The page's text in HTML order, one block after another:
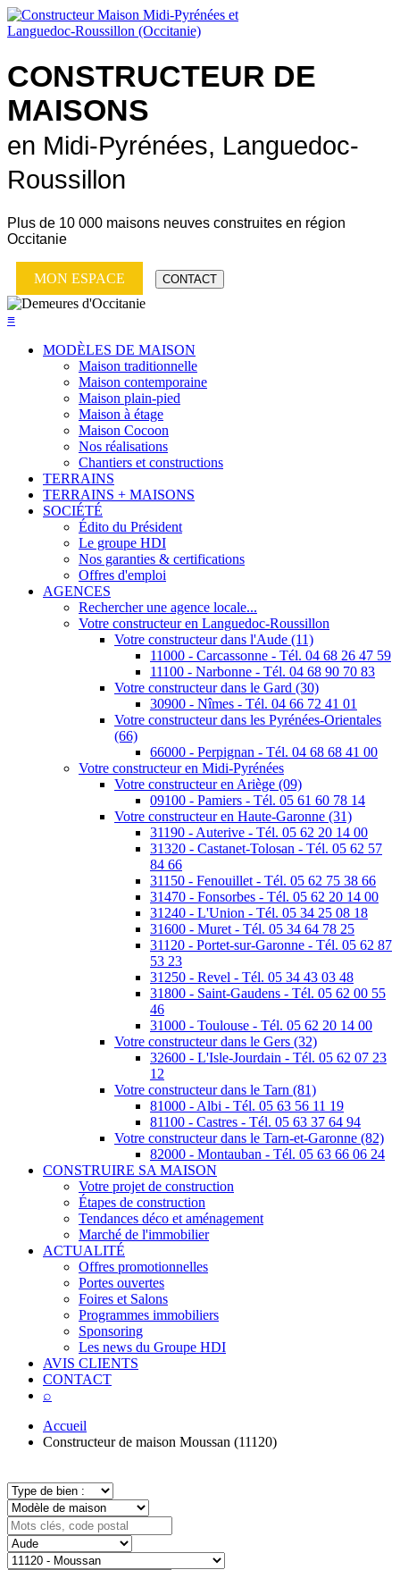
CONSTRUCTEUR DE
MAISONS
en Midi-Pyrénées, Languedoc-
Roussillon
Plus de 10 000 maisons neuves construites en région
Occitanie
MON ESPACE CONTACT
≡
MODÈLES DE MAISON
Maison traditionnelle
Maison contemporaine
Maison plain-pied
Maison à étage
Maison Cocoon
Nos réalisations
Chantiers et constructions
TERRAINS
TERRAINS + MAISONS
SOCIÉTÉ
Édito du Président
Le groupe HDI
Nos garanties & certifications
Offres d'emploi
AGENCES
Rechercher une agence locale...
Votre constructeur en Languedoc-Roussillon
Votre constructeur dans l'Aude (11)
11000 - Carcassonne - Tél. 04 68 26 47 59
11100 - Narbonne - Tél. 04 68 90 70 83
Votre constructeur dans le Gard (30)
30900 - Nîmes - Tél. 04 66 72 41 01
Votre constructeur dans les Pyrénées-Orientales
(66)
66000 - Perpignan - Tél. 04 68 68 41 00
Votre constructeur en Midi-Pyrénées
Votre constructeur en Ariège (09)
09100 - Pamiers - Tél. 05 61 60 78 14
Votre constructeur en Haute-Garonne (31)
31190 - Auterive - Tél. 05 62 20 14 00
31320 - Castanet-Tolosan - Tél. 05 62 57
84 66
31150 - Fenouillet - Tél. 05 62 75 38 66
31470 - Fonsorbes - Tél. 05 62 20 14 00
31240 - L'Union - Tél. 05 34 25 08 18
31600 - Muret - Tél. 05 34 64 78 25
31120 - Portet-sur-Garonne - Tél. 05 62 87
53 23
31250 - Revel - Tél. 05 34 43 03 48
31800 - Saint-Gaudens - Tél. 05 62 00 55
46
31000 - Toulouse - Tél. 05 62 20 14 00
Votre constructeur dans le Gers (32)
32600 - L'Isle-Jourdain - Tél. 05 62 07 23
12
Votre constructeur dans le Tarn (81)
81000 - Albi - Tél. 05 63 56 11 19
81100 - Castres - Tél. 05 63 37 64 94
Votre constructeur dans le Tarn-et-Garonne (82)
82000 - Montauban - Tél. 05 63 66 06 24
CONSTRUIRE SA MAISON
Votre projet de construction
Étapes de construction
Tendances déco et aménagement
Marché de l'immobilier
ACTUALITÉ
Offres promotionnelles
Portes ouvertes
Foires et Salons
Programmes immobiliers
Sponsoring
Les news du Groupe HDI
AVIS CLIENTS
CONTACT
⌕
Accueil
Constructeur de maison Moussan (11120)